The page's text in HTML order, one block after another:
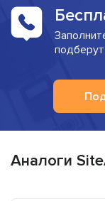
Аналоги